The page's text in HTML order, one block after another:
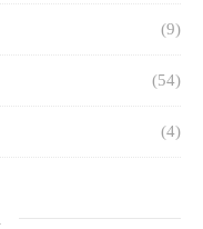
(9)
(54)
(4)